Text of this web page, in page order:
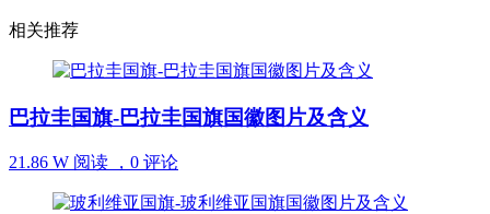
相关推荐
巴拉圭国旗-巴拉圭国旗国徽图片及含义
21.86 W 阅读 ， 0 评论